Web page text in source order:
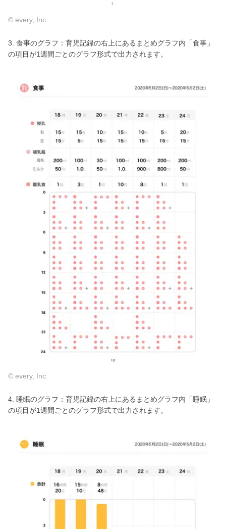
© every, Inc.
3. 食事のグラフ：育児記録の右上にあるまとめグラフ内「食事」
の項目が1週間ごとのグラフ形式で出力されます。
© every, Inc.
4. 睡眠のグラフ：育児記録の右上にあるまとめグラフ内「睡眠」
の項目が1週間ごとのグラフ形式で出力されます。